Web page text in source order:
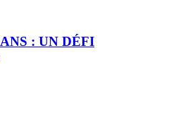
: UN DÉFI